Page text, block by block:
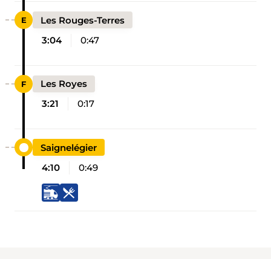
Les Rouges-Terres
3:04
0:47
Les Royes
3:21
0:17
Saignelégier
4:10
0:49